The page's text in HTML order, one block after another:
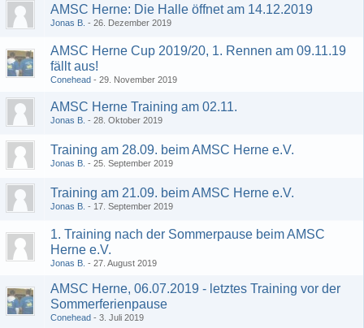
AMSC Herne: Die Halle öffnet am 14.12.2019
Jonas B. 26. Dezember 2019
AMSC Herne Cup 2019/20, 1. Rennen am 09.11.19
fällt aus!
Conehead 29. November 2019
AMSC Herne Training am 02.11.
Jonas B. 28. Oktober 2019
Training am 28.09. beim AMSC Herne e.V.
Jonas B. 25. September 2019
Training am 21.09. beim AMSC Herne e.V.
Jonas B. 17. September 2019
1. Training nach der Sommerpause beim AMSC
Herne e.V.
Jonas B. 27. August 2019
AMSC Herne, 06.07.2019 - letztes Training vor der
Sommerferienpause
Conehead 3. Juli 2019